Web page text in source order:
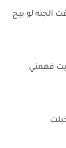
الجنه لو بيج
فهمني